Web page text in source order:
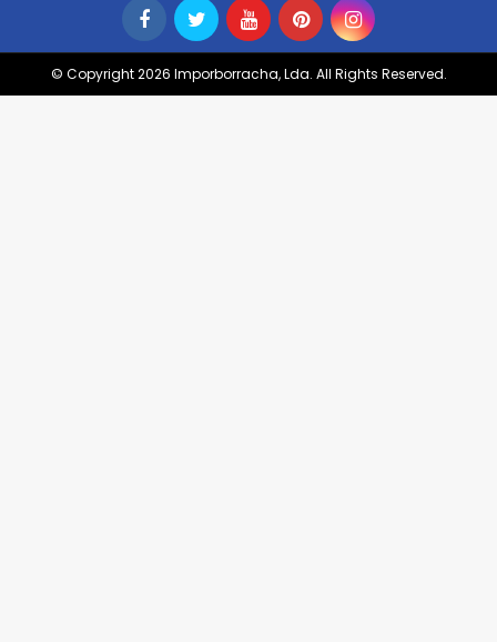
© Copyright 2026 Imporborracha, Lda. All Rights Reserved.